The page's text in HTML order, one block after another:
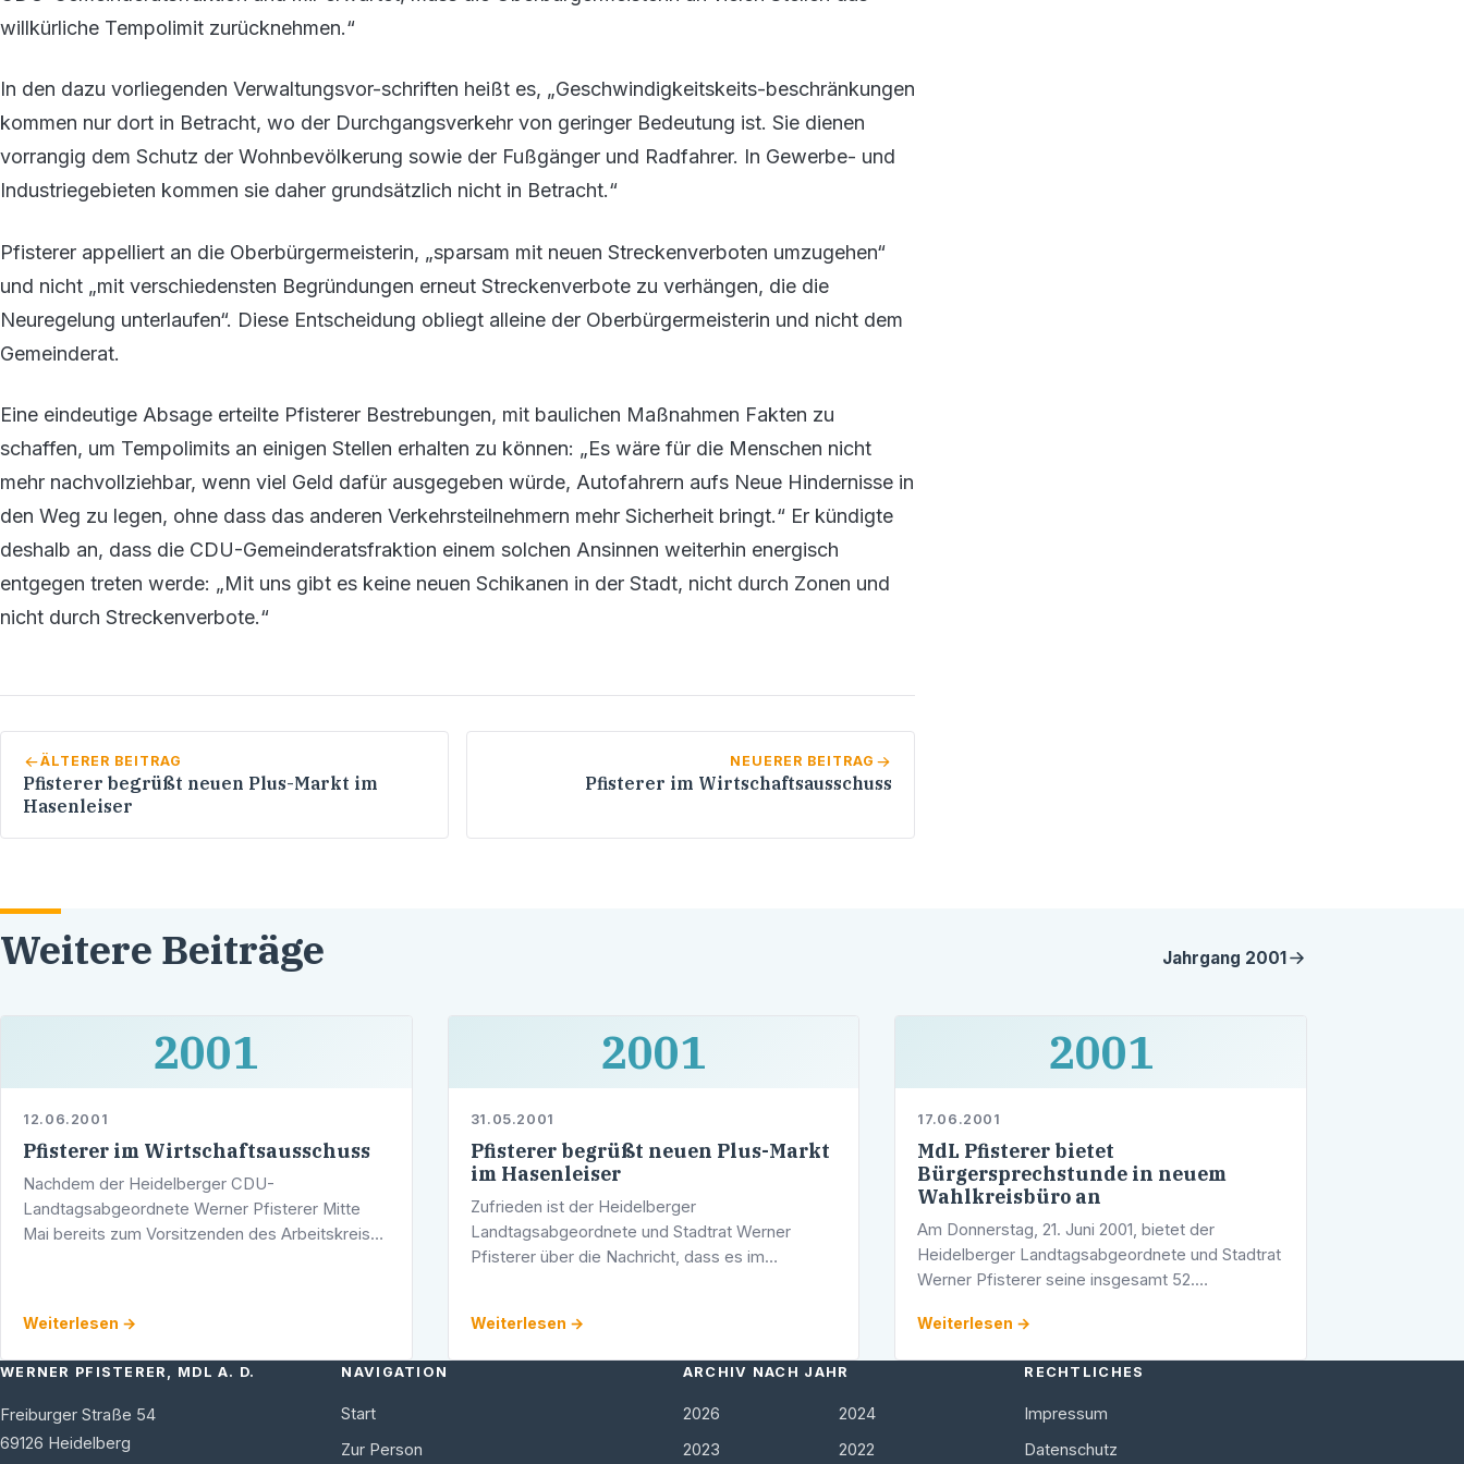
willkürliche Tempolimit zurücknehmen.“
In den dazu vorliegenden Verwaltungsvor-schriften heißt es, „Geschwindigkeitskeits-beschränkungen
kommen nur dort in Betracht, wo der Durchgangsverkehr von geringer Bedeutung ist. Sie dienen
vorrangig dem Schutz der Wohnbevölkerung sowie der Fußgänger und Radfahrer. In Gewerbe- und
Industriegebieten kommen sie daher grundsätzlich nicht in Betracht.“
Pfisterer appelliert an die Oberbürgermeisterin, „sparsam mit neuen Streckenverboten umzugehen“
und nicht „mit verschiedensten Begründungen erneut Streckenverbote zu verhängen, die die
Neuregelung unterlaufen“. Diese Entscheidung obliegt alleine der Oberbürgermeisterin und nicht dem
Gemeinderat.
Eine eindeutige Absage erteilte Pfisterer Bestrebungen, mit baulichen Maßnahmen Fakten zu
schaffen, um Tempolimits an einigen Stellen erhalten zu können: „Es wäre für die Menschen nicht
mehr nachvollziehbar, wenn viel Geld dafür ausgegeben würde, Autofahrern aufs Neue Hindernisse in
den Weg zu legen, ohne dass das anderen Verkehrsteilnehmern mehr Sicherheit bringt.“ Er kündigte
deshalb an, dass die CDU-Gemeinderatsfraktion einem solchen Ansinnen weiterhin energisch
entgegen treten werde: „Mit uns gibt es keine neuen Schikanen in der Stadt, nicht durch Zonen und
nicht durch Streckenverbote.“
ÄLTERER BEITRAG
Pfisterer begrüßt neuen Plus-Markt im
Hasenleiser
NEUERER BEITRAG
Pfisterer im Wirtschaftsausschuss
Weitere Beiträge Jahrgang 2001
2001
12.06.2001
Pfisterer im Wirtschaftsausschuss
Nachdem der Heidelberger CDU-
Landtagsabgeordnete Werner Pfisterer Mitte
Mai bereits zum Vorsitzenden des Arbeitskreises
Weiterlesen →
2001
31.05.2001
Pfisterer begrüßt neuen Plus-Markt
im Hasenleiser
Zufrieden ist der Heidelberger
Landtagsabgeordnete und Stadtrat Werner
Pfisterer über die Nachricht, dass es im
geben wird.
Weiterlesen →
2001
17.06.2001
MdL Pfisterer bietet
Bürgersprechstunde in neuem
Wahlkreisbüro an
Am Donnerstag, 21. Juni 2001, bietet der
Heidelberger Landtagsabgeordnete und Stadtrat
Werner Pfisterer seine insgesamt 52.
Pfisterer in seinem neuen Wahlkreisbüro in den
Räumen …
Weiterlesen →
WERNER PFISTERER, MDL A. D.
Freiburger Straße 54
69126 Heidelberg
NAVIGATION
Start
Zur Person
ARCHIV NACH JAHR
2026
2024
2023
2022
RECHTLICHES
Impressum
Datenschutz